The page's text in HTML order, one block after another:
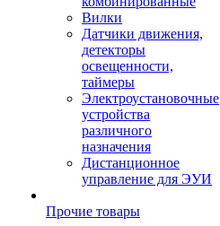
Вилки
Датчики движения,
детекторы
освещенности,
таймеры
Электроустановочные
устройства
различного
назначения
Дистанционное
управление для ЭУИ
Прочие товары